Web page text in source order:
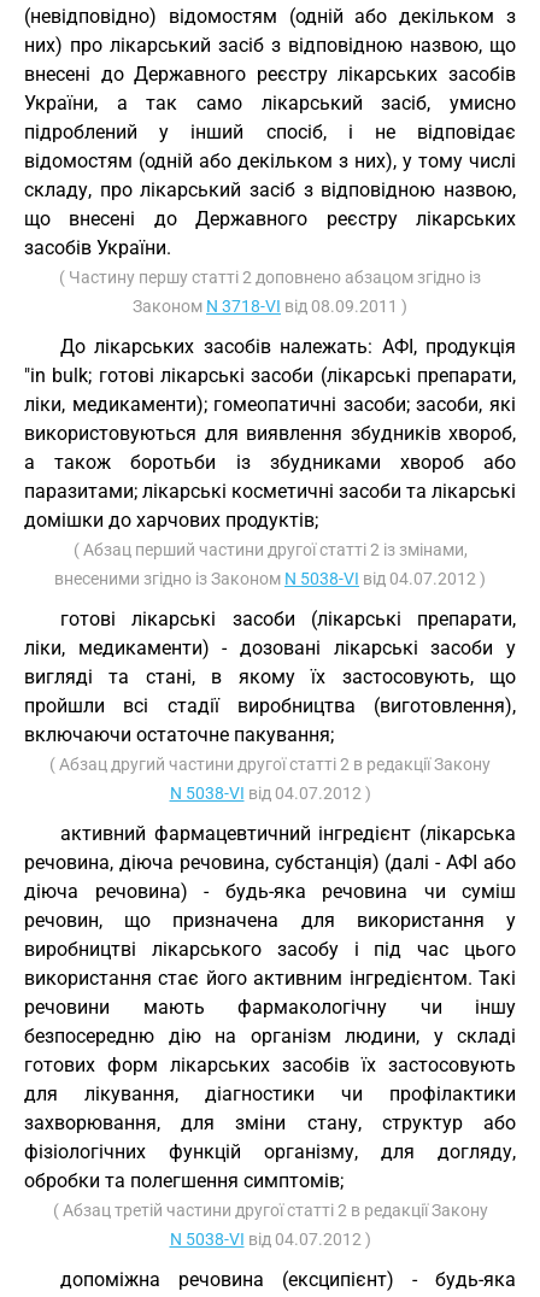
(невідповідно) відомостям (одній або декільком з
них) про лікарський засіб з відповідною назвою, що
внесені до Державного реєстру лікарських засобів
України, а так само лікарський засіб, умисно
підроблений у інший спосіб, і не відповідає
відомостям (одній або декільком з них), у тому числі
складу, про лікарський засіб з відповідною назвою,
що внесені до Державного реєстру лікарських
засобів України.
( Частину першу статті 2 доповнено абзацом згідно із
Законом N 3718-VI від 08.09.2011 )
До лікарських засобів належать: АФІ, продукція
"in bulk; готові лікарські засоби (лікарські препарати,
ліки, медикаменти); гомеопатичні засоби; засоби, які
використовуються для виявлення збудників хвороб,
а також боротьби із збудниками хвороб або
паразитами; лікарські косметичні засоби та лікарські
домішки до харчових продуктів;
( Абзац перший частини другої статті 2 із змінами,
внесеними згідно із Законом N 5038-VI від 04.07.2012 )
готові лікарські засоби (лікарські препарати,
ліки, медикаменти) - дозовані лікарські засоби у
вигляді та стані, в якому їх застосовують, що
пройшли всі стадії виробництва (виготовлення),
включаючи остаточне пакування;
( Абзац другий частини другої статті 2 в редакції Закону
N 5038-VI від 04.07.2012 )
активний фармацевтичний інгредієнт (лікарська
речовина, діюча речовина, субстанція) (далі - АФІ або
діюча речовина) - будь-яка речовина чи суміш
речовин, що призначена для використання у
виробництві лікарського засобу і під час цього
використання стає його активним інгредієнтом. Такі
речовини мають фармакологічну чи іншу
безпосередню дію на організм людини, у складі
готових форм лікарських засобів їх застосовують
для лікування, діагностики чи профілактики
захворювання, для зміни стану, структур або
фізіологічних функцій організму, для догляду,
обробки та полегшення симптомів;
( Абзац третій частини другої статті 2 в редакції Закону
N 5038-VI від 04.07.2012 )
допоміжна речовина (ексципієнт) - будь-яка